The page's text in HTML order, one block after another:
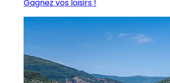
Gagnez vos loisirs !